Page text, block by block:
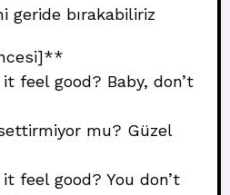
geride bırakabiliriz
feel good? Baby, don’t
mu? Güzel
feel good? You don’t